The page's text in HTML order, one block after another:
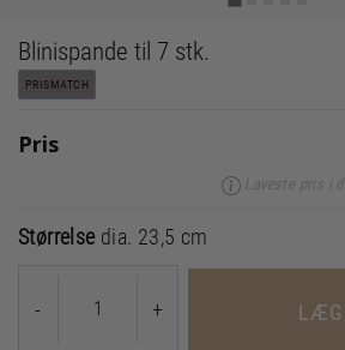
Blinispande til 7 stk.
PRISMATCH
Pris
Laveste pris i
Størrelse dia. 23,5 cm
- + LÆG